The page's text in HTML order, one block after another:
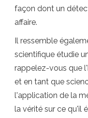
façon dont un
affaire.
Il ressemble
scientifique étudie
rappelez-vous que
et en tant que
l'application de la
la vérité sur ce qu'il